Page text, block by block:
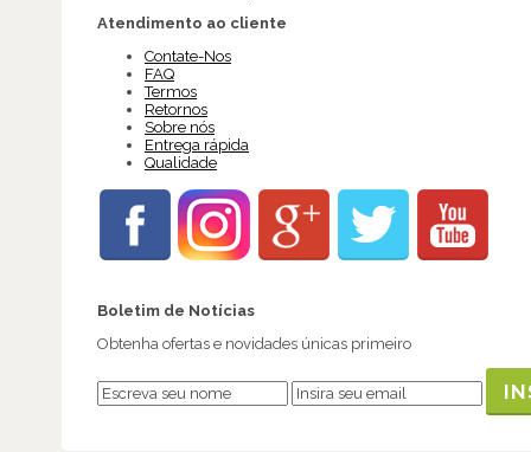
Atendimento ao cliente
Contate-Nos
FAQ
Termos
Retornos
Sobre nós
Entrega rápida
Qualidade
Boletim de Notícias
Obtenha ofertas e novidades únicas primeiro